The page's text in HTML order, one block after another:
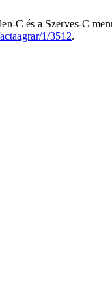
C és a Szerves-C
1/3512.